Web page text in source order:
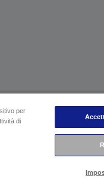
sui tuoi dati
per
di